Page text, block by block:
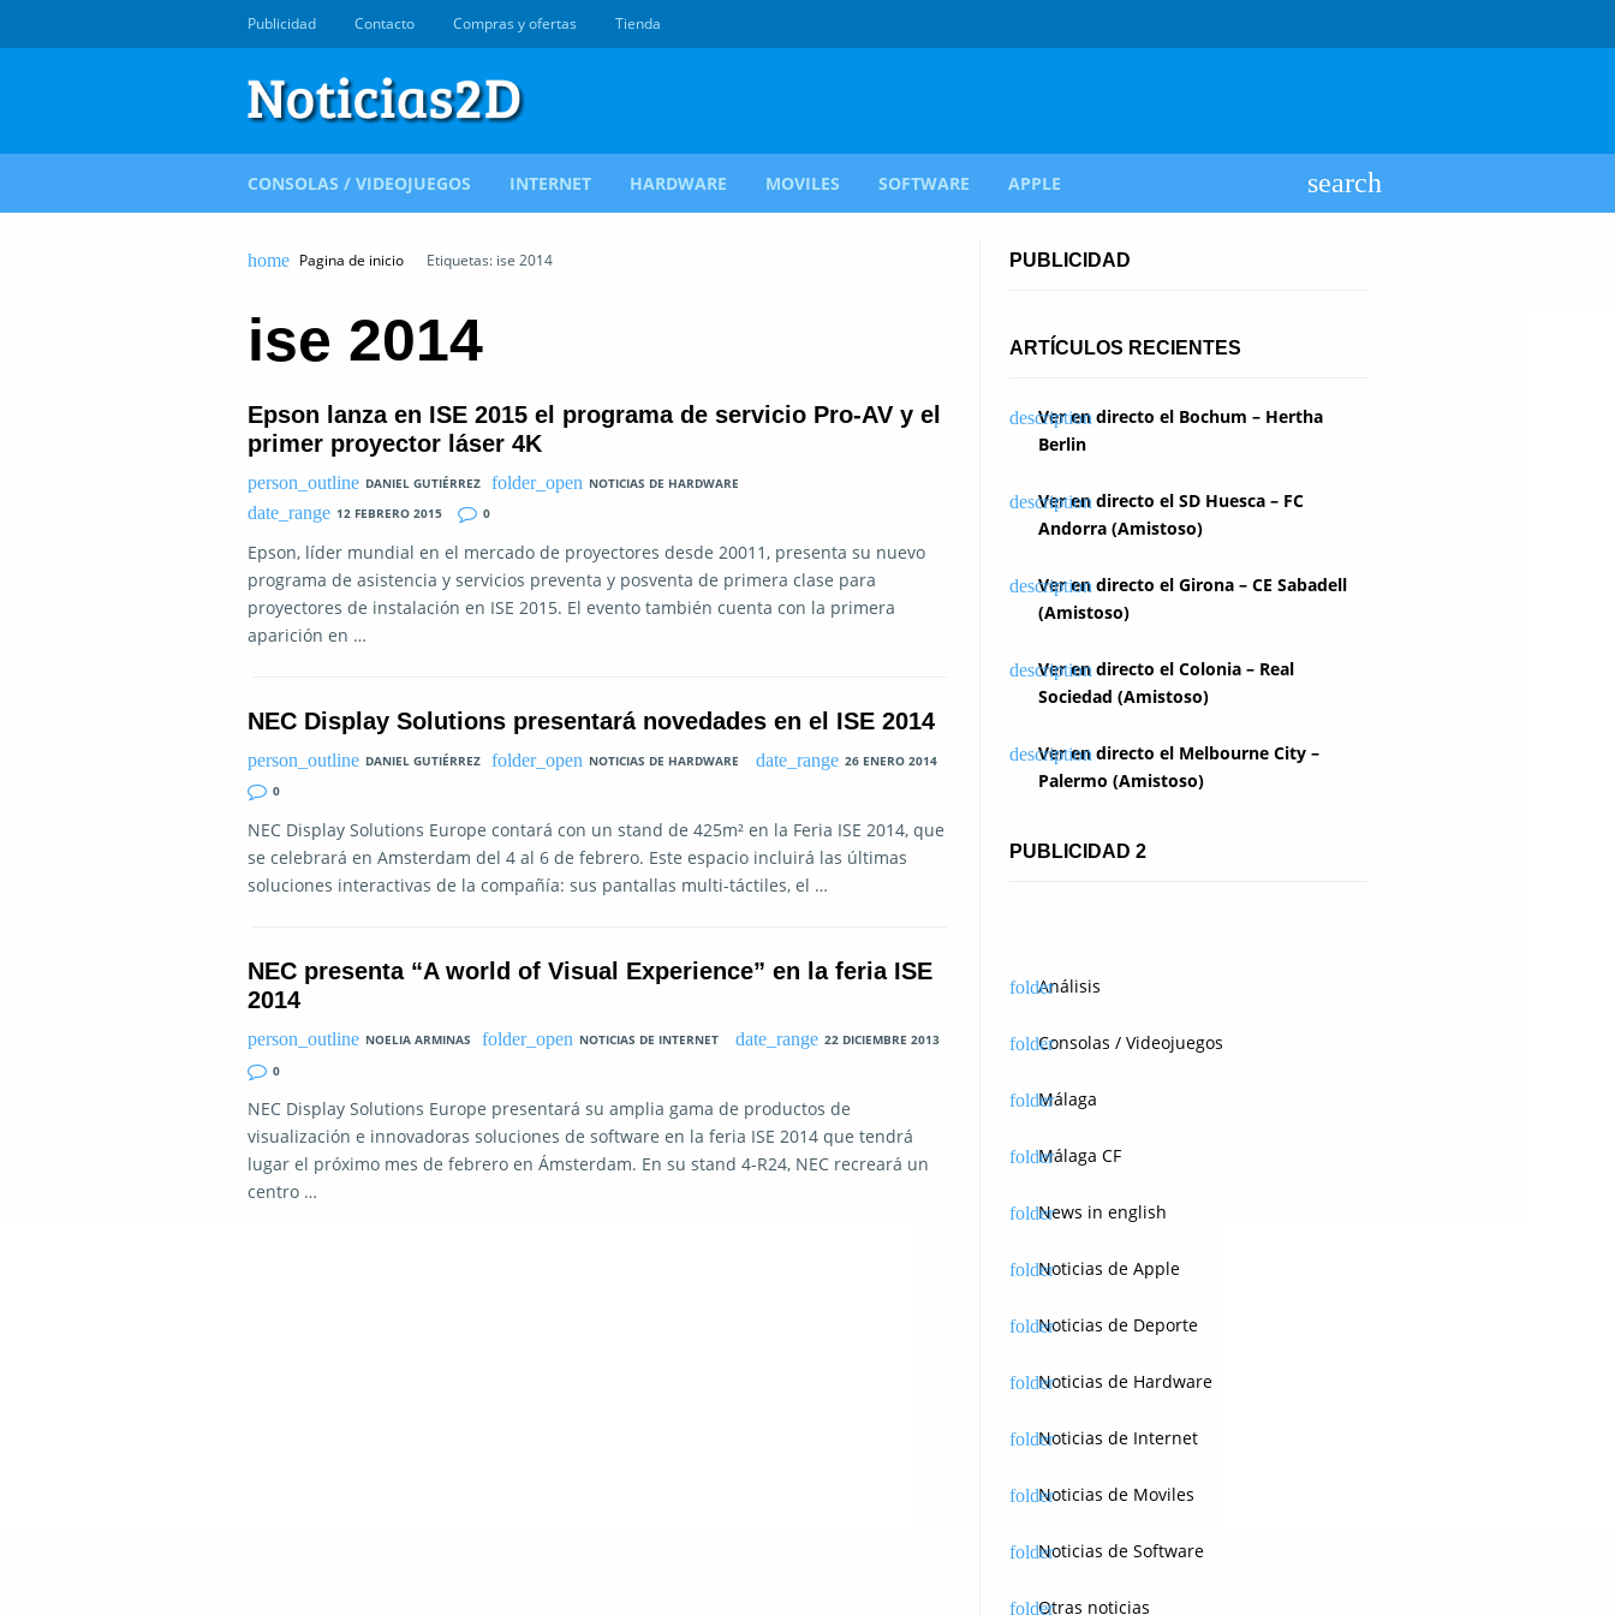
Publicidad Contacto Compras y ofertas Tienda
CONSOLAS / VIDEOJUEGOS INTERNET HARDWARE MOVILES SOFTWARE APPLE
Pagina de inicio Etiquetas: ise 2014
ise 2014
Epson lanza en ISE 2015 el programa de servicio Pro-AV y el
primer proyector láser 4K
DANIEL GUTIÉRREZ
NOTICIAS DE HARDWARE
12 FEBRERO 2015
0
Epson, líder mundial en el mercado de proyectores desde 20011, presenta su nuevo
programa de asistencia y servicios preventa y posventa de primera clase para
proyectores de instalación en ISE 2015. El evento también cuenta con la primera
aparición en …
NEC Display Solutions presentará novedades en el ISE 2014
DANIEL GUTIÉRREZ NOTICIAS DE HARDWARE
26 ENERO 2014
0
NEC Display Solutions Europe contará con un stand de 425m² en la Feria ISE 2014, que
se celebrará en Amsterdam del 4 al 6 de febrero. Este espacio incluirá las últimas
soluciones interactivas de la compañía: sus pantallas multi-táctiles, el …
NEC presenta “A world of Visual Experience” en la feria ISE
2014
NOELIA ARMINAS NOTICIAS DE INTERNET
22 DICIEMBRE 2013
0
NEC Display Solutions Europe presentará su amplia gama de productos de
visualización e innovadoras soluciones de software en la feria ISE 2014 que tendrá
lugar el próximo mes de febrero en Ámsterdam. En su stand 4-R24, NEC recreará un
centro …
PUBLICIDAD
ARTÍCULOS RECIENTES
Ver en directo el Bochum – Hertha
Berlin
Ver en directo el SD Huesca – FC
Andorra (Amistoso)
Ver en directo el Girona – CE Sabadell
(Amistoso)
Ver en directo el Colonia – Real
Sociedad (Amistoso)
Ver en directo el Melbourne City –
Palermo (Amistoso)
PUBLICIDAD 2
Análisis
Consolas / Videojuegos
Málaga
Málaga CF
News in english
Noticias de Apple
Noticias de Deporte
Noticias de Hardware
Noticias de Internet
Noticias de Moviles
Noticias de Software
Otras noticias